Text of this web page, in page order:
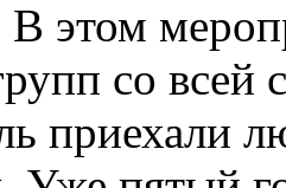
В этом
со всей
приехали